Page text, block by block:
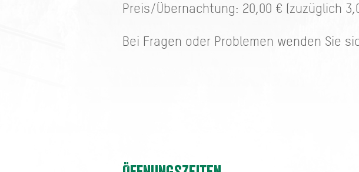
Preis/Übernachtung: 20,00 € (zuzüglich
Bei Fragen oder Problemen wenden Sie